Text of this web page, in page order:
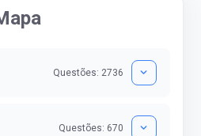
Questões: 2736
Questões: 670